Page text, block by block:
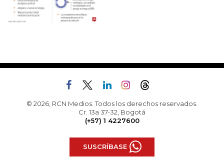
© 2026, RCN Medios. Todos los derechos reservados.
Cr. 13a 37-32, Bogotá
(+57) 1 4227600
SUSCRÍBASE